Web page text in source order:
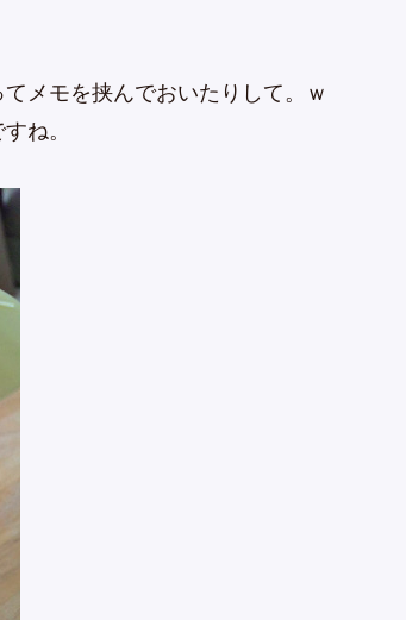
メモを挟んでおいたりして。ｗ
ね。